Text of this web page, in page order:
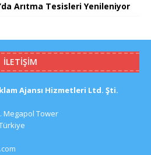
Arıtma Tesisleri Yenileniyor
İLETIŞIM
Ajansı Hizmetleri Ltd. Şti.
Megapol Tower